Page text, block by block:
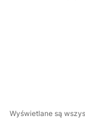
Wyświetlane są